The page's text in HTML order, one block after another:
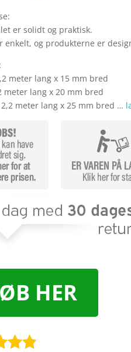
er solidt og praktisk.
enkelt, og produkterne er
meter lang x 15 mm bred
meter lang x 20 mm bred
meter lang x 25 mm bred …
HER